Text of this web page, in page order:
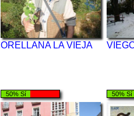
ORELLANA LA VIEJA
50% Sí 50% Sí